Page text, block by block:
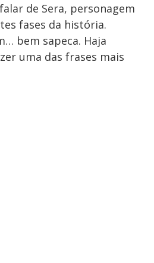
de Sera, personagem
fases da história.
bem sapeca. Haja
uma das frases mais